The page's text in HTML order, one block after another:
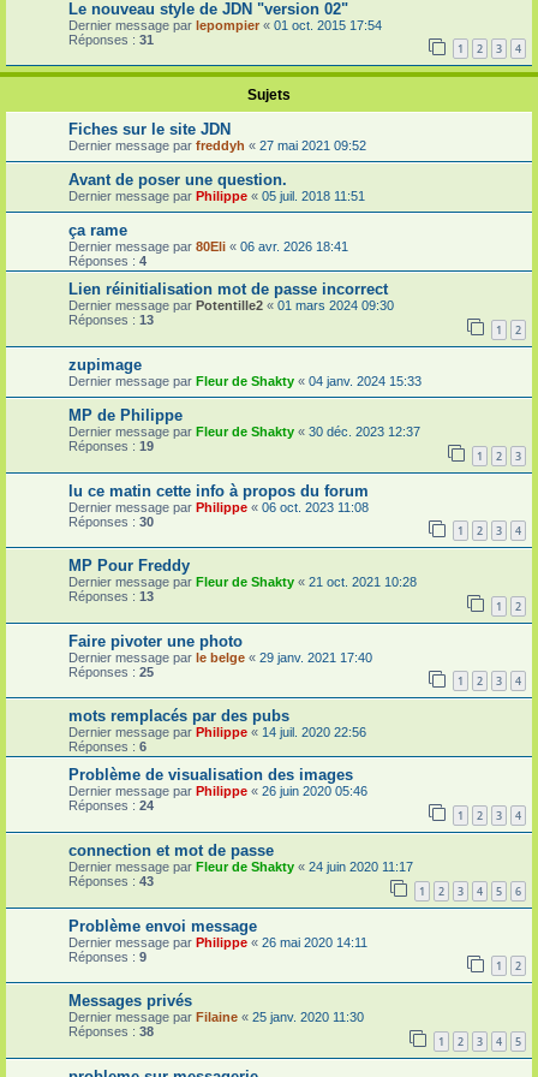
Le nouveau style de JDN "version 02"
Dernier message par lepompier « 01 oct. 2015 17:54
Réponses : 31
1 2 3 4
Sujets
Fiches sur le site JDN
Dernier message par freddyh « 27 mai 2021 09:52
Avant de poser une question.
Dernier message par Philippe « 05 juil. 2018 11:51
ça rame
Dernier message par 80Eli « 06 avr. 2026 18:41
Réponses : 4
Lien réinitialisation mot de passe incorrect
Dernier message par Potentille2 « 01 mars 2024 09:30
Réponses : 13
1 2
zupimage
Dernier message par Fleur de Shakty « 04 janv. 2024 15:33
MP de Philippe
Dernier message par Fleur de Shakty « 30 déc. 2023 12:37
Réponses : 19
1 2 3
lu ce matin cette info à propos du forum
Dernier message par Philippe « 06 oct. 2023 11:08
Réponses : 30
1 2 3 4
MP Pour Freddy
Dernier message par Fleur de Shakty « 21 oct. 2021 10:28
Réponses : 13
1 2
Faire pivoter une photo
Dernier message par le belge « 29 janv. 2021 17:40
Réponses : 25
1 2 3 4
mots remplacés par des pubs
Dernier message par Philippe « 14 juil. 2020 22:56
Réponses : 6
Problème de visualisation des images
Dernier message par Philippe « 26 juin 2020 05:46
Réponses : 24
1 2 3 4
connection et mot de passe
Dernier message par Fleur de Shakty « 24 juin 2020 11:17
Réponses : 43
1 2 3 4 5 6
Problème envoi message
Dernier message par Philippe « 26 mai 2020 14:11
Réponses : 9
1 2
Messages privés
Dernier message par Filaine « 25 janv. 2020 11:30
Réponses : 38
1 2 3 4 5